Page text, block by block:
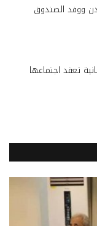
ووفد الصندوق
تعقد اجتماعها